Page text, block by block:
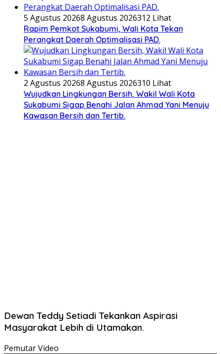
5 Agustus 20268 Agustus 2026312 Lihat
Rapim Pemkot Sukabumi, Wali Kota Tekan
Perangkat Daerah Optimalisasi PAD.
2 Agustus 20268 Agustus 2026310 Lihat
Wujudkan Lingkungan Bersih, Wakil Wali Kota
Sukabumi Sigap Benahi Jalan Ahmad Yani Menuju
Kawasan Bersih dan Tertib.
Dewan Teddy Setiadi Tekankan Aspirasi
Masyarakat Lebih di Utamakan.
Pemutar Video